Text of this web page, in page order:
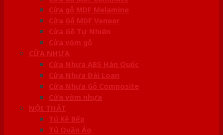
Cửa gỗ MDF Melamine
Cửa Gỗ MDF Veneer
Cửa Gỗ Tự Nhiên
Cửa vòm gỗ
CỬA NHỰA
Cửa Nhựa ABS Hàn Quốc
Cửa Nhựa Đài Loan
Cửa Nhựa Gỗ Composite
Cửa vòm nhựa
NỘI THẤT
Tủ Kệ Bếp
Tủ Quần Áo